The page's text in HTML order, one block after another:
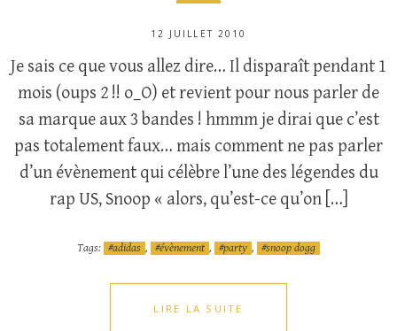
12 JUILLET 2010
Je sais ce que vous allez dire… Il disparaît pendant 1
mois (oups 2 !! o_O) et revient pour nous parler de
sa marque aux 3 bandes ! hmmm je dirai que c’est
pas totalement faux… mais comment ne pas parler
d’un évènement qui célèbre l’une des légendes du
rap US, Snoop « alors, qu’est-ce qu’on […]
Tags: adidas , évènement , party , snoop dogg
LIRE LA SUITE